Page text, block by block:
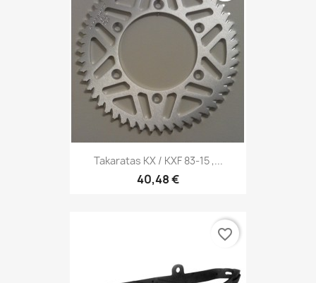
Takaratas KX / KXF 83-15 ,...
40,48 €
favorite_border